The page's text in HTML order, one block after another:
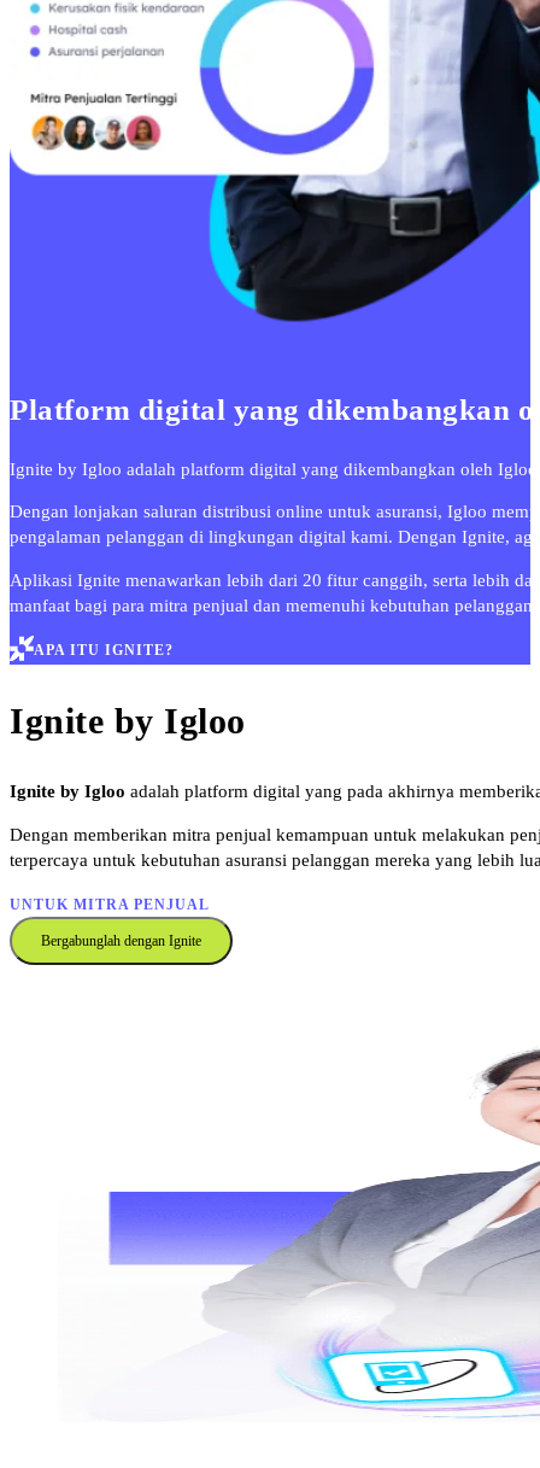
Platform digital yang dikembangkan
Ignite by Igloo adalah platform digital yang dikembangkan oleh
Dengan lonjakan saluran distribusi online untuk asuransi, Igloo
pengalaman pelanggan di lingkungan digital kami. Dengan Ignite,
Aplikasi Ignite menawarkan lebih dari 20 fitur canggih, serta lebih
manfaat bagi para mitra penjual dan memenuhi kebutuhan
APA ITU IGNITE?
Ignite by Igloo
Ignite by Igloo adalah platform digital yang pada akhirnya
Dengan memberikan mitra penjual kemampuan untuk melakukan
terpercaya untuk kebutuhan asuransi pelanggan mereka yang lebih
UNTUK MITRA PENJUAL
Bergabunglah dengan Ignite